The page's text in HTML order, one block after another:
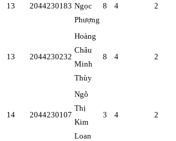
13 2044230183 Ngọc
Phượng
8 4 2
13 2044230232
Hoàng
Châu
Minh
Thùy
8 4 2
14 2044230107
Ngô
Thị
Kim
Loan
3 4 2